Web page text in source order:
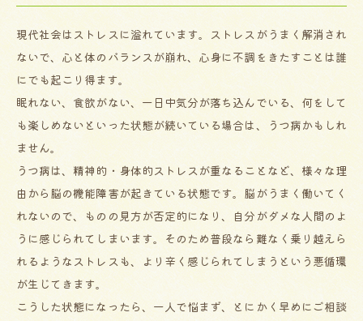
現代社会はストレスに溢れています。ストレスがうまく解消され
ないで、心と体のバランスが崩れ、心身に不調をきたすことは誰
にでも起こり得ます。
眠れない、食欲がない、一日中気分が落ち込んでいる、何をして
も楽しめないといった状態が続いている場合は、うつ病かもしれ
ません。
うつ病は、精神的・身体的ストレスが重なることなど、様々な理
由から脳の機能障害が起きている状態です。脳がうまく働いてく
れないので、ものの見方が否定的になり、自分がダメな人間のよ
うに感じられてしまいます。そのため普段なら難なく乗り越えら
れるようなストレスも、より辛く感じられてしまうという悪循環
が生じてきます。
こうした状態になったら、一人で悩まず、とにかく早めにご相談